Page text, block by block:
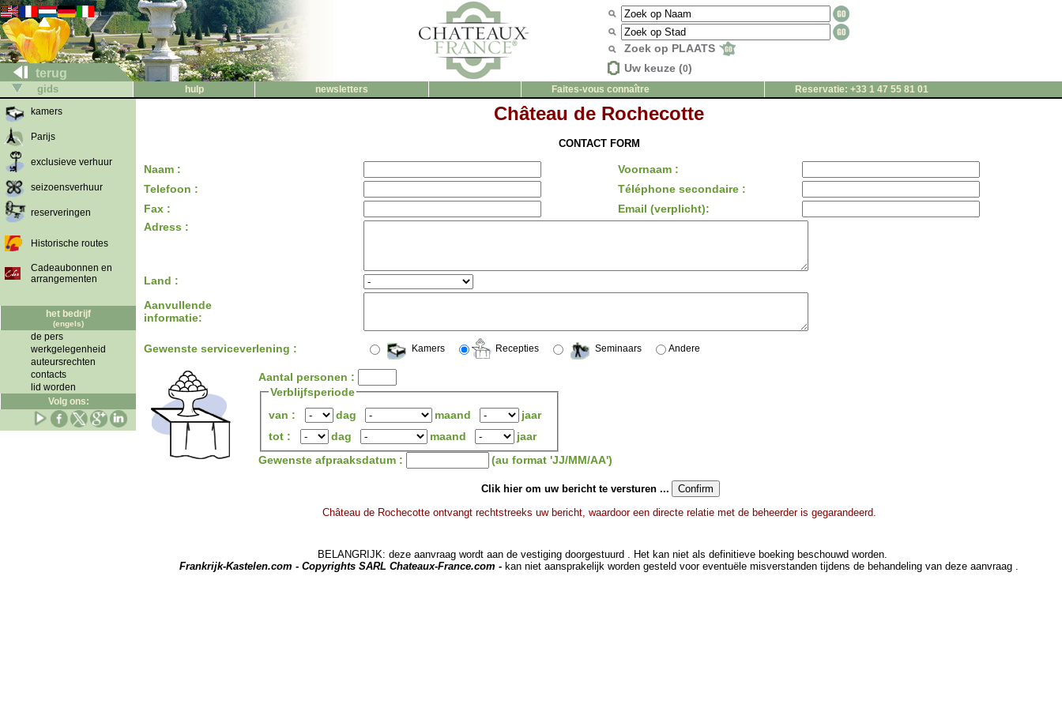
terug
Zoek op PLAATS
Uw keuze (0)
gids hulp newsletters Faites-vous connaître
Reservatie: +33 1 47 55 81 01
kamers
Parijs
exclusieve verhuur
seizoensverhuur
reserveringen
Historische routes
Cadeaubonnen en
arrangementen
het bedrijf
(engels)
de pers
werkgelegenheid
auteursrechten
contacts
lid worden
Volg ons:
Château de Rochecotte
CONTACT FORM
Naam :
Voornaam :
Telefoon :
Téléphone secondaire :
Fax :
Email (verplicht):
Adress :
Land :
Aanvullende
informatie:
Gewenste serviceverlening : Kamers Recepties Seminaars Andere
Aantal personen :
Verblijfsperiode
van :
dag maand
jaar
tot :
dag maand
jaar
Gewenste afpraaksdatum :
(au format 'JJ/MM/AA')
Clik hier om uw bericht te versturen ...
Château de Rochecotte ontvangt rechtstreeks uw bericht, waardoor een directe relatie met de beheerder is gegarandeerd.
BELANGRIJK: deze aanvraag wordt aan de vestiging doorgestuurd . Het kan niet als definitieve boeking beschouwd worden.
Frankrijk-Kastelen.com - Copyrights SARL Chateaux-France.com - kan niet aansprakelijk worden gesteld voor eventuële misverstanden tijdens de behandeling van deze aanvraag .